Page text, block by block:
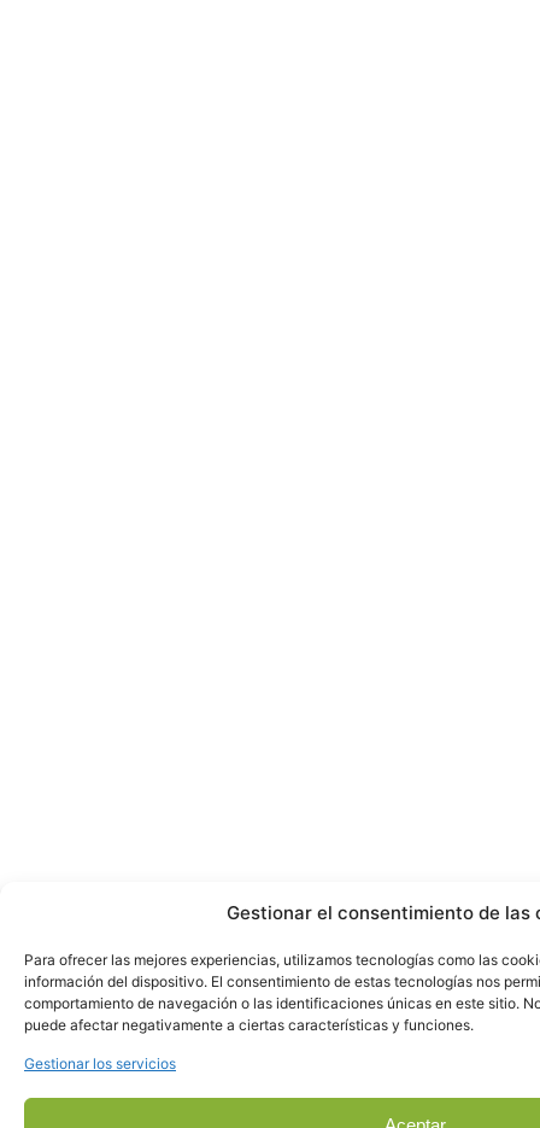
Gestionar el consentimiento de las
Para ofrecer las mejores experiencias, utilizamos tecnologías como las
información del dispositivo. El consentimiento de estas tecnologías nos
comportamiento de navegación o las identificaciones únicas en este sitio.
puede afectar negativamente a ciertas características y funciones.
Gestionar los servicios